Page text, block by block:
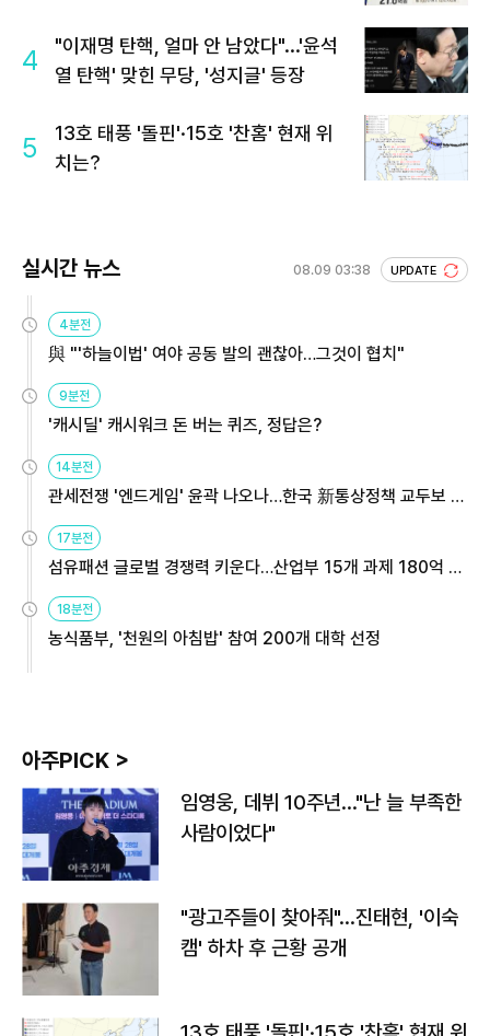
4
"이재명 탄핵, 얼마 안 남았다"...'윤석
열 탄핵' 맞힌 무당, '성지글' 등장
5
13호 태풍 '돌핀'·15호 '찬홈' 현재 위
치는?
실시간 뉴스 08.09 03:38 UPDATE
4분전
與 "'하늘이법' 여야 공동 발의 괜찮아…그것이 협치"
9분전
'캐시딜' 캐시워크 돈 버는 퀴즈, 정답은?
14분전
관세전쟁 '엔드게임' 윤곽 나오나…한국 新통상정책 교두보 활
용해야
17분전
섬유패션 글로벌 경쟁력 키운다…산업부 15개 과제 180억 지
원
18분전
농식품부, '천원의 아침밥' 참여 200개 대학 선정
아주PICK >
임영웅, 데뷔 10주년…"난 늘 부족한
사람이었다"
"광고주들이 찾아줘"…진태현, '이숙
캠' 하차 후 근황 공개